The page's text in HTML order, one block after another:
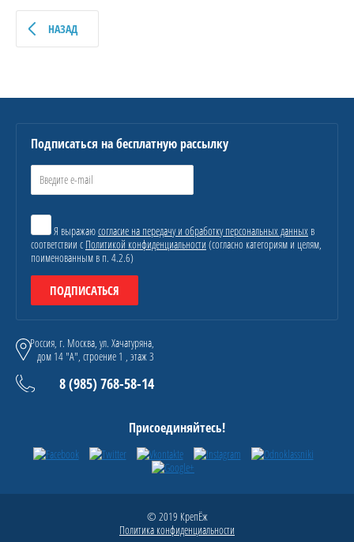
НАЗАД
Подписаться на бесплатную рассылку
Я выражаюсогласие на передачу и обработку персональных данных в
соответствии с Политикой конфиденциальности (согласно категориям и целям,
поименованным в п. 4.2.6)
ПОДПИСАТЬСЯ
Россия, г. Москва, ул. Хачатуряна,
дом 14 "А", строение 1 , этаж 3
8 (985) 768-58-14
Присоединяйтесь!
© 2019 КрепЁж
Политика конфиденциальности